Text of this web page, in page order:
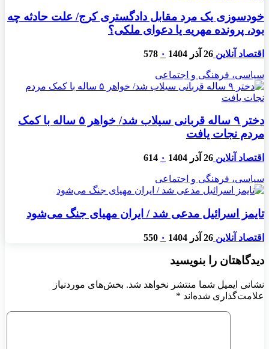
خودسوزی یک مرد مقابل دادگستری کرج/ علت حادثه چه
بود، پرونده مهریه‌ یا دعوای ملکی؟
اقتصاد آنلاین 26 آذر 1404 ۰ 578
سیاسی، فرهنگی و اجتماعی
دختر ۹ ساله قربانی سیلاب شد/ خواهر ۵ ساله با کمک
مردم نجات یافت
اقتصاد آنلاین 26 آذر 1404 ۰ 614
سیاسی، فرهنگی و اجتماعی
تایمز اسرائیل مدعی شد / ایران مهیای جنگ می‌شود
اقتصاد آنلاین 26 آذر 1404 ۰ 550
دیدگاهتان را بنویسید
نشانی ایمیل شما منتشر نخواهد شد. بخش‌های موردنیاز
علامت‌گذاری شده‌اند *